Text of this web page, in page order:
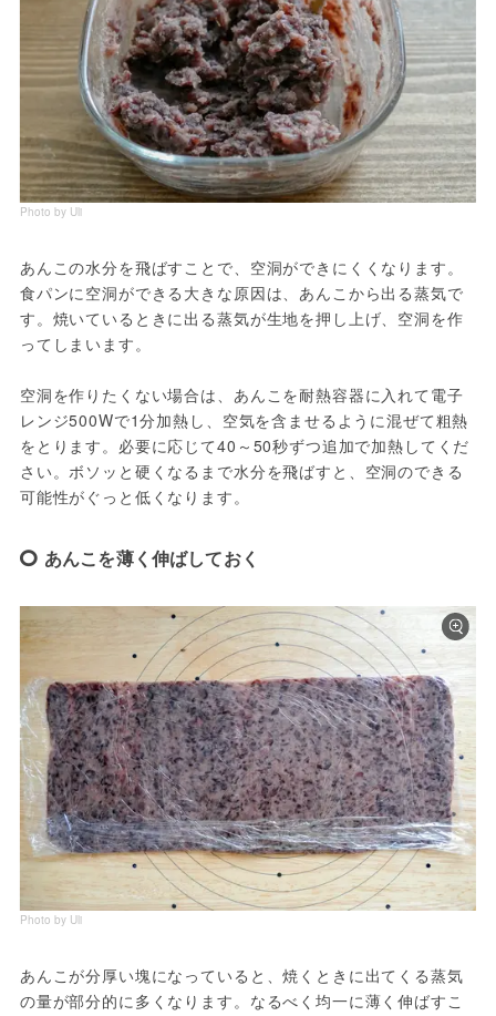
Photo by Uli
あんこの水分を飛ばすことで、空洞ができにくくなります。
食パンに空洞ができる大きな原因は、あんこから出る蒸気で
す。焼いているときに出る蒸気が生地を押し上げ、空洞を作
ってしまいます。
空洞を作りたくない場合は、あんこを耐熱容器に入れて電子
レンジ500Wで1分加熱し、空気を含ませるように混ぜて粗熱
をとります。必要に応じて40～50秒ずつ追加で加熱してくだ
さい。ボソッと硬くなるまで水分を飛ばすと、空洞のできる
可能性がぐっと低くなります。
あんこを薄く伸ばしておく
Photo by Uli
あんこが分厚い塊になっていると、焼くときに出てくる蒸気
の量が部分的に多くなります。なるべく均一に薄く伸ばすこ